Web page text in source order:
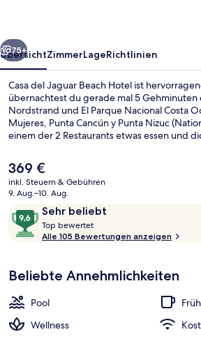
Weiter
75+
ÜbersichtZimmerLageRichtlinien
Casa del Jaguar Beach Hotel ist
übernachtest du gerade mal 5
Nordstrand und El Parque Nacional Costa
Mujeres, Punta Cancún y Punta Nizuc
einem der 2 Restaurants etwas essen und
Reflexologie verwöhnen lassen. Ein
ein Garten gehören ebenfalls zum Angebot.
lieben das hilfsbereite Personal.
Der
aktuelle
Preis
369 €.
369 €
inkl. Steuern & Gebühren
9. Aug.–10. Aug.
Bewertungen
Sehr beliebt
9,6
von
10,
beliebt
Top bewertet
o
b
Alle 105 Bewertungen anzeigen
Beliebte Annehmlichkeiten
Pool
Wellness